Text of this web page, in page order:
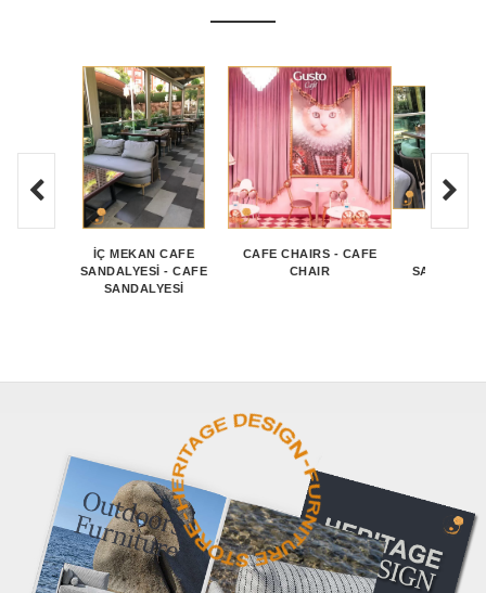
İÇ MEKAN CAFE
SANDALYESİ - CAFE
SANDALYESİ
CAFE CHAIRS - CAFE
CHAIR